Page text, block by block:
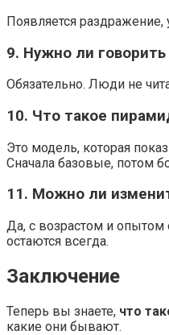
Появляется раздражение,
9. Нужно ли
Обязательно. Люди не
10. Что такое
Это модель, которая
Сначала базовые, потом
11. Можно ли
Да, с возрастом и
остаются всегда.
Заключение
Теперь вы знаете, что
какие они бывают.